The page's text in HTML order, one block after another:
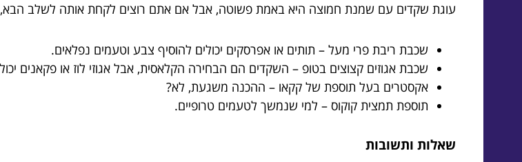
עוגת שקדים עם שמנת חמוצה היא באמת פשוטה, אבל אם אתם רוצים לקחת אותה לשלב הבא,
שכבת ריבת פרי מעל – תותים או אפרסקים יכולים להוסיף צבע וטעמים נפלאים.
שכבת אגוזים קצוצים בטופ – השקדים הם הבחירה הקלאסית, אבל אגוזי לוז או פקאנים
אקסטרים בעל תוספת של קקאו – ההכנה משגעת, לא?
תוספת תמצית קוקוס – למי שנמשך לטעמים טרופיים.
שאלות ותשובות